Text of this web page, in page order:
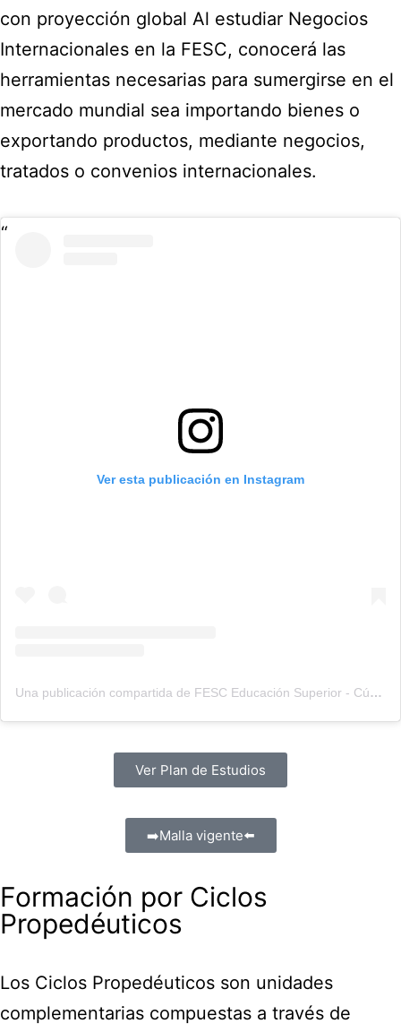
con proyección global Al estudiar Negocios
Internacionales en la FESC, conocerá las
herramientas necesarias para sumergirse en el
mercado mundial sea importando bienes o
exportando productos, mediante negocios,
tratados o convenios internacionales.
Ver esta publicación en Instagram
Una publicación compartida de FESC Educación Superior - Cúcuta (@fesc.edusuperior)
Ver Plan de Estudios
➡️Malla vigente⬅️
Formación por Ciclos
Propedéuticos
Los Ciclos Propedéuticos son unidades
complementarias compuestas a través de